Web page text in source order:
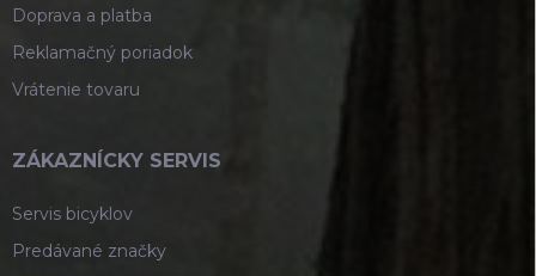
Doprava a platba
Reklamačný poriadok
Vrátenie tovaru
ZÁKAZNÍCKY SERVIS
Servis bicyklov
Predávané značky